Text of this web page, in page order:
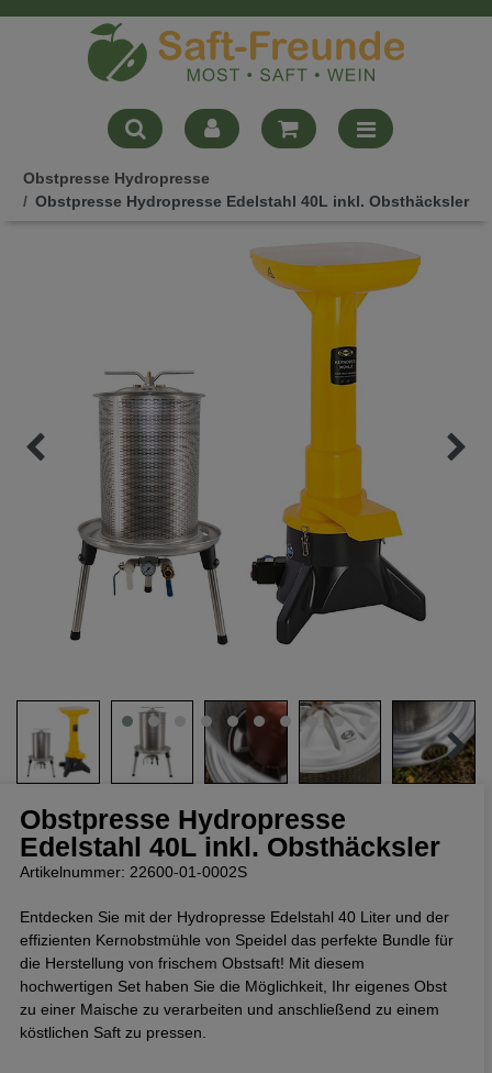
Obstpresse Hydropresse
Obstpresse Hydropresse Edelstahl 40L inkl. Obsthäcksler
Obstpresse Hydropresse
Edelstahl 40L inkl. Obsthäcksler
Artikelnummer: 22600-01-0002S
Entdecken Sie mit der Hydropresse Edelstahl 40 Liter und der
effizienten Kernobstmühle von Speidel das perfekte Bundle für
die Herstellung von frischem Obstsaft! Mit diesem
hochwertigen Set haben Sie die Möglichkeit, Ihr eigenes Obst
zu einer Maische zu verarbeiten und anschließend zu einem
köstlichen Saft zu pressen.